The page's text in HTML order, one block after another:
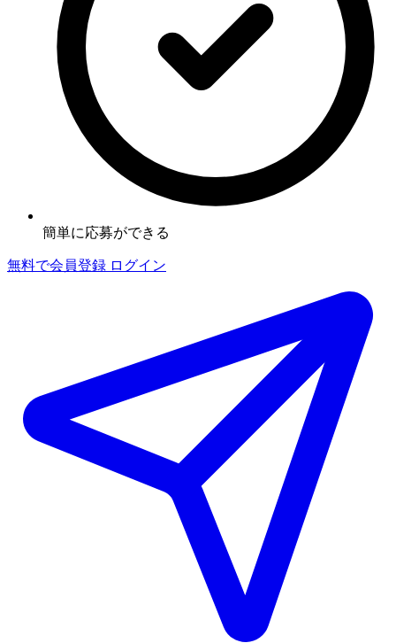
簡単に応募ができる
無料で会員登録 ログイン